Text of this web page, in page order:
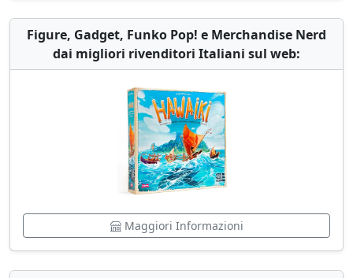
Figure, Gadget, Funko Pop! e Merchandise Nerd
dai migliori rivenditori Italiani sul web:
Maggiori Informazioni